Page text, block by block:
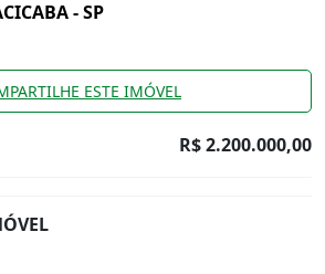
- SP
ESTE IMÓVEL
R$ 2.200.000,00